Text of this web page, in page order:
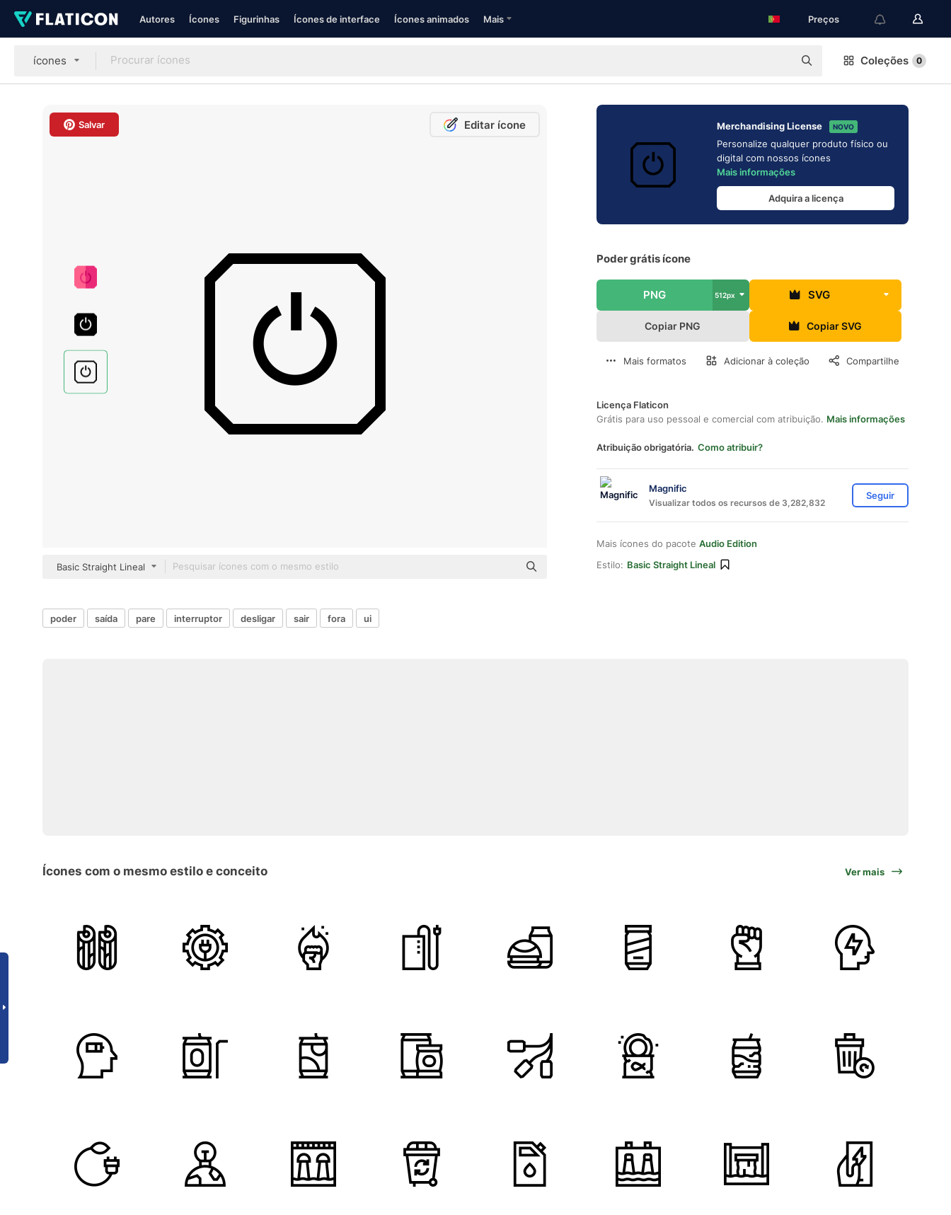
Autores Ícones Figurinhas Ícones de interface Ícones animados Mais Preços
ícones Coleções 0
Salvar Editar ícone
Basic Straight Lineal
Merchandising License NOVO
Personalize qualquer produto físico ou
digital com nossos ícones
Mais informações
Adquira a licença
Poder grátis ícone
PNG 512px SVG
Copiar PNG Copiar SVG
Mais formatos Adicionar à coleção Compartilhe
Licença Flaticon
Grátis para uso pessoal e comercial com atribuição. Mais informações
Atribuição obrigatória. Como atribuir?
Magnific
Visualizar todos os recursos de 3,282,832
Seguir
Mais ícones do pacote Audio Edition
Estilo: Basic Straight Lineal
poder saída pare interruptor desligar sair fora ui
Ícones com o mesmo estilo e conceito Ver mais